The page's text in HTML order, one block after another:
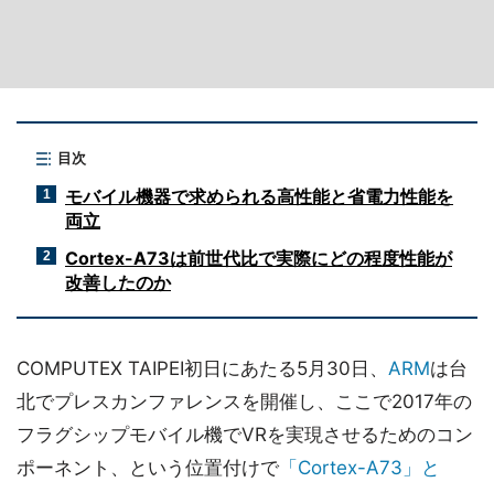
目次
1
モバイル機器で求められる高性能と省電力性能を
両立
2
Cortex-A73は前世代比で実際にどの程度性能が
改善したのか
COMPUTEX TAIPEI初日にあたる5月30日、 ARMは台
北でプレスカンファレンスを開催し、ここで2017年の
フラグシップモバイル機でVRを実現させるためのコン
ポーネント、という位置付けで 「Cortex-A73」と